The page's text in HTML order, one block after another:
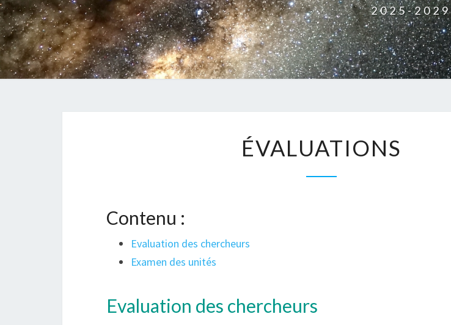
2025-2029
ÉVALUATIONS
Contenu :
Evaluation des chercheurs
Examen des unités
Evaluation des chercheurs